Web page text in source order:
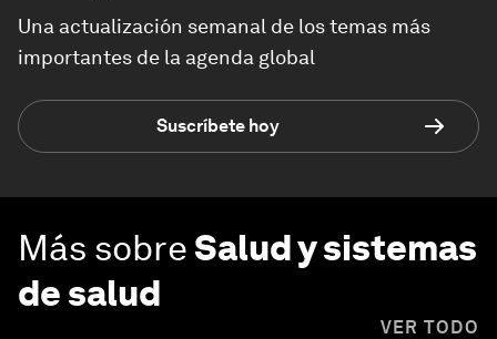
Una actualización semanal de los temas más
importantes de la agenda global
Suscríbete hoy
Más sobreSalud y sistemas
de salud
VER TODO